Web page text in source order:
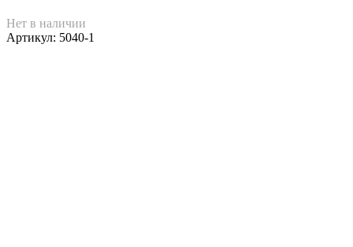
Нет в наличии
Артикул: 5040-1